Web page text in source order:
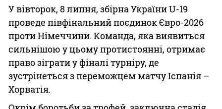
У вівторок, 8 липня, збірна України U-19
проведе півфінальний поєдинок Євро-2026
проти Німеччини. Команда, яка виявиться
сильнішою у цьому протистоянні, отримає
право зіграти у фіналі турніру, де
зустрінеться з переможцем матчу Іспанія –
Хорватія.